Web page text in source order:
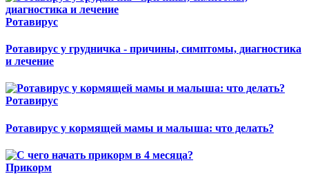
Ротавирус
Ротавирус у грудничка - причины, симптомы, диагностика
и лечение
Ротавирус
Ротавирус у кормящей мамы и малыша: что делать?
Прикорм